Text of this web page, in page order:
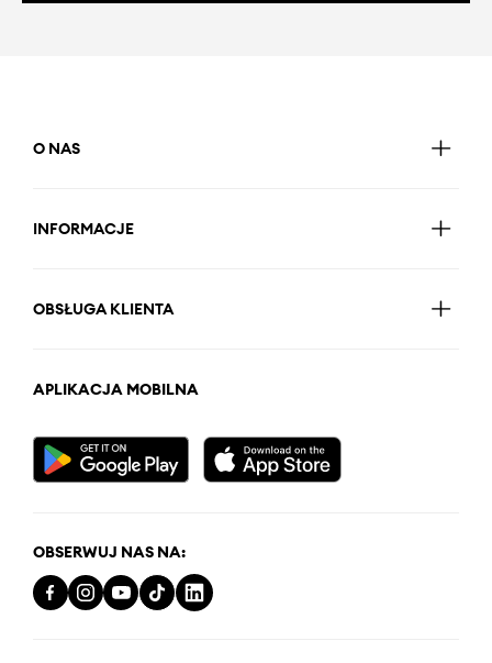
O NAS
INFORMACJE
OBSŁUGA KLIENTA
APLIKACJA MOBILNA
OBSERWUJ NAS NA: